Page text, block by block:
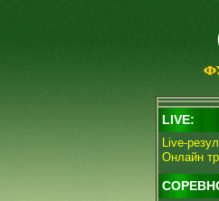
LIVE:
Live-
Онлайн